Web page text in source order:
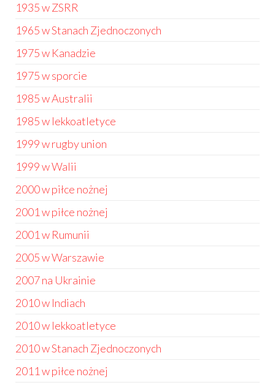
1935 w ZSRR
1965 w Stanach Zjednoczonych
1975 w Kanadzie
1975 w sporcie
1985 w Australii
1985 w lekkoatletyce
1999 w rugby union
1999 w Walii
2000 w piłce nożnej
2001 w piłce nożnej
2001 w Rumunii
2005 w Warszawie
2007 na Ukrainie
2010 w Indiach
2010 w lekkoatletyce
2010 w Stanach Zjednoczonych
2011 w piłce nożnej